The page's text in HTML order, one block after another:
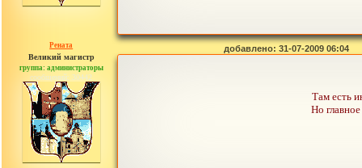
Рената
Великий магистр
группа: администраторы
сообщений: 30442
добавлено: 31-07-2009 06:04
Там есть
Но